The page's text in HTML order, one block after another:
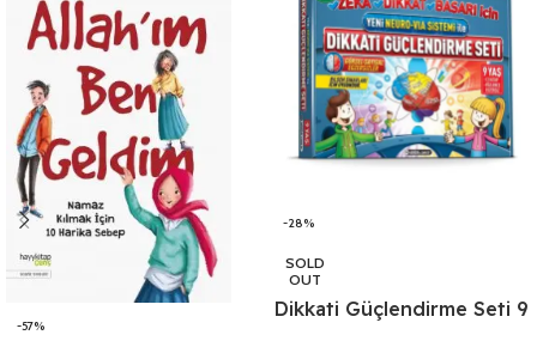
-57%
-28%
SOLD
OUT
Dikkati Güçlendirme Seti 9